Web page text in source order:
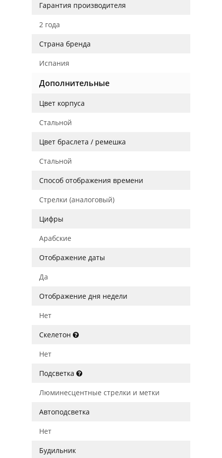
Гарантия производителя
2 года
Страна бренда
Испания
Дополнительные
Цвет корпуса
Стальной
Цвет браслета / ремешка
Стальной
Способ отображения времени
Стрелки (аналоговый)
Цифры
Арабские
Отображение даты
Да
Отображение дня недели
Нет
Скелетон
Нет
Подсветка
Люминесцентные стрелки и метки
Автоподсветка
Нет
Будильник